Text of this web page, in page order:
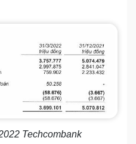
Techcombank